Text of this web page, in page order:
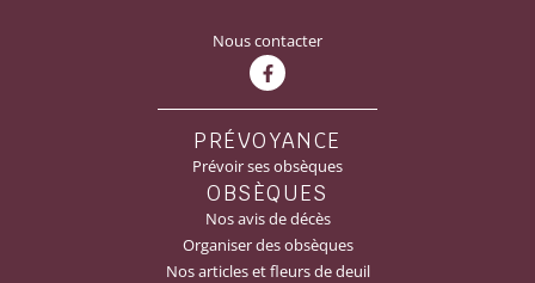
Nous contacter
PRÉVOYANCE
Prévoir ses obsèques
OBSÈQUES
Nos avis de décès
Organiser des obsèques
Nos articles et fleurs de deuil